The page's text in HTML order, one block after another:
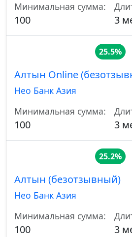
Минимальная сумма:
100 3
25.5%
Алтын Online
Нео Банк Азия
Минимальная сумма:
100 3
25.2%
Алтын (безотзывный)
Нео Банк Азия
Минимальная сумма:
100 3